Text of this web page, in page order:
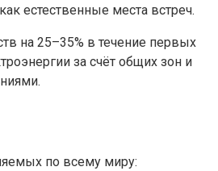
естественные места встреч.
на 25–35% в течение первых
за счёт общих зон и
по всему миру: